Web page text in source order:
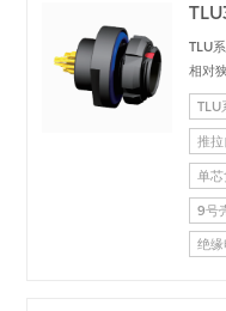
TLU
相对
于电
备、
直流
TLU
推拉
单
9号
绝